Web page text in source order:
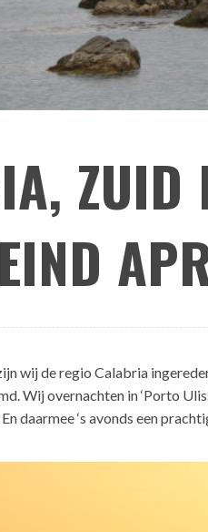
ZUID
wij de regio Calabria
Wij overnachten in ‘Porto
daarmee ‘s avonds een